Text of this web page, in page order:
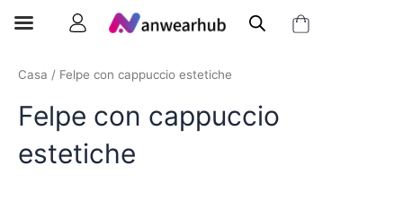
Casa / Felpe con cappuccio estetiche
Felpe con cappuccio
estetiche